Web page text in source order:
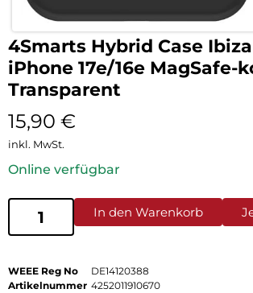
4Smarts Hybrid Case
iPhone 17e/16e MagSafe-
Transparent
15,90 €
inkl. MwSt.
Online verfügbar
In den Warenkorb
WEEE Reg No
DE14120388
Artikelnummer 4252011910670